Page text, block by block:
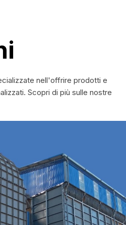
nell'offrire prodotti e
Scopri di più sulle nostre